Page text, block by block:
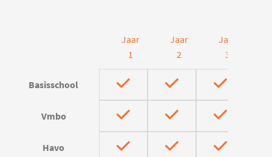
Jaar
1
Jaar
2
Jaar
3
Basisschool
Vmbo
Havo